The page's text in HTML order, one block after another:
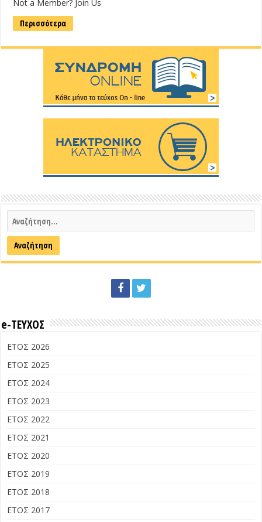
Not a Member? Join Us
Περισσότερα
e-ΤΕΥΧΟΣ
ΕΤΟΣ 2026
ΕΤΟΣ 2025
ΕΤΟΣ 2024
ΕΤΟΣ 2023
ΕΤΟΣ 2022
ΕΤΟΣ 2021
ΕΤΟΣ 2020
ΕΤΟΣ 2019
ΕΤΟΣ 2018
ΕΤΟΣ 2017